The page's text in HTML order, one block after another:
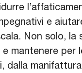
e
Non solo,
mantenere
dalla